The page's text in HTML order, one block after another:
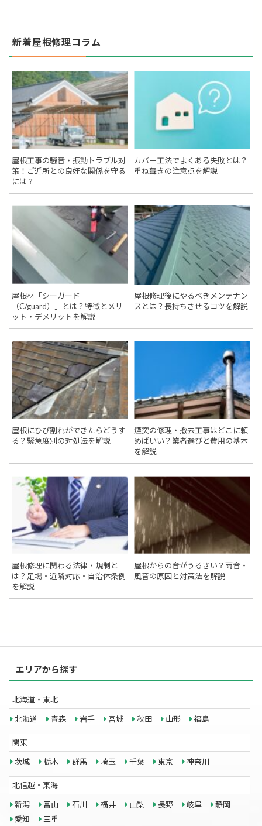
新着屋根修理コラム
屋根工事の騒音・振動トラブル対
策！ご近所との良好な関係を守る
には？
カバー工法でよくある失敗とは？
重ね葺きの注意点を解説
屋根材「シーガード
（C/guard）」とは？特徴とメリ
ット・デメリットを解説
屋根修理後にやるべきメンテナン
スとは？長持ちさせるコツを解説
屋根にひび割れができたらどうす
る？緊急度別の対処法を解説
煙突の修理・撤去工事はどこに頼
めばいい？業者選びと費用の基本
を解説
屋根修理に関わる法律・規制と
は？足場・近隣対応・自治体条例
を解説
屋根からの音がうるさい？雨音・
風音の原因と対策法を解説
エリアから探す
北海道・東北
北海道 青森 岩手 宮城 秋田 山形 福島
関東
茨城 栃木 群馬 埼玉 千葉 東京 神奈川
北信越・東海
新潟 富山 石川 福井 山梨 長野 岐阜
静岡
愛知
三重